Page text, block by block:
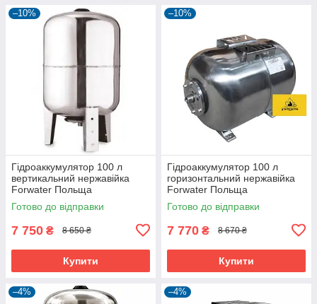
–10%
Гідроаккумулятор 100 л
вертикальний нержавійка
Forwater Польща
Готово до відправки
7 750 ₴ 8 650 ₴
Купити
–10%
Гідроаккумулятор 100 л
горизонтальний нержавійка
Forwater Польща
Готово до відправки
7 770 ₴ 8 670 ₴
Купити
–4% –4%